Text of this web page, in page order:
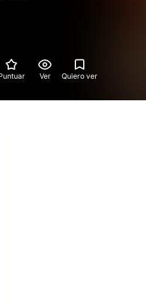
Ver Quiero ver